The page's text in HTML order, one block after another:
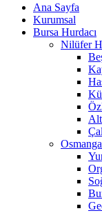
Ana Sayfa
Kurumsal
Bursa Hurdacı
Nilüfer